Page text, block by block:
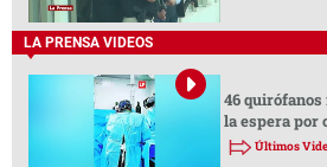
LA PRENSA VIDEOS
46
la espera por
Últimos